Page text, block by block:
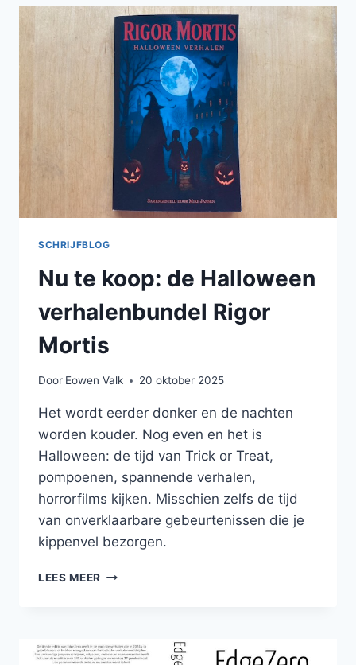
IN
DE
HORRORBUNDEL
HET
JAAR
ZONDER
ZOMER
SCHRIJFBLOG
Nu te koop: de Halloween
verhalenbundel Rigor
Mortis
Door Eowen Valk 20 oktober 2025
Het wordt eerder donker en de nachten
worden kouder. Nog even en het is
Halloween: de tijd van Trick or Treat,
pompoenen, spannende verhalen,
horrorfilms kijken. Misschien zelfs de tijd
van onverklaarbare gebeurtenissen die je
kippenvel bezorgen.
LEES MEER NU
HALLOWEEN
VERHALENBUNDEL